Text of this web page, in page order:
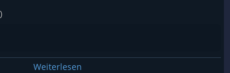
Weiterlesen